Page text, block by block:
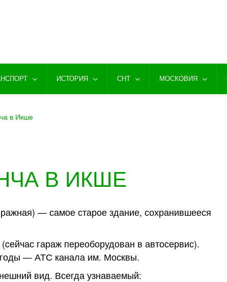
ИСТОРИЯ СНТ МОСКОВИЯ
в Икше
В ИКШЕ
— самое старое здание, сохранившееся
гараж переоборудован в автосервис).
— АТС канала им. Москвы.
вид. Всегда узнаваемый: